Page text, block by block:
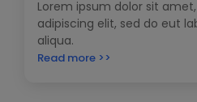
Lorem ipsum dolor sit
adipiscing elit, sed do eut
aliqua.
Read more >>